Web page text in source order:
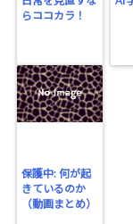
らココカラ！
保護中: 何が起
きているのか
（動画まとめ）